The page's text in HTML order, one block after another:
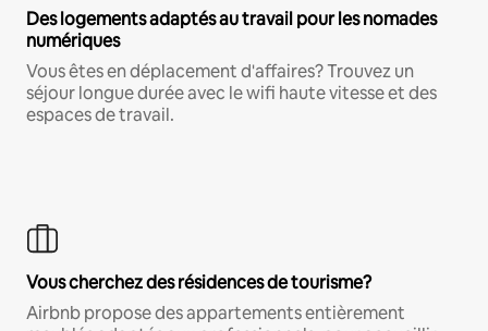
Des logements adaptés au travail pour les nomades
numériques
Vous êtes en déplacement d'affaires? Trouvez un
séjour longue durée avec le wifi haute vitesse et des
espaces de travail.
Vous cherchez des résidences de tourisme?
Airbnb propose des appartements entièrement